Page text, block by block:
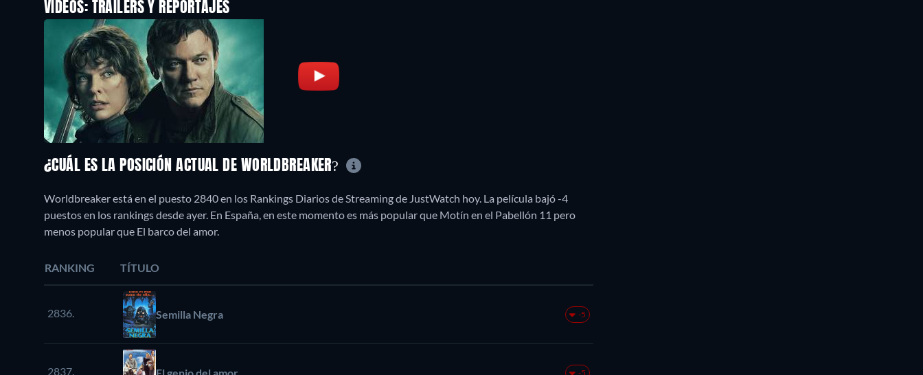
VÍDEOS: TRAILERS Y REPORTAJES
¿CUÁL ES LA POSICIÓN ACTUAL DE WORLDBREAKER?
Worldbreaker está en el puesto 2840 en los Rankings Diarios de Streaming de JustWatch hoy. La película bajó -4
puestos en los rankings desde ayer. En España, en este momento es más popular que Motín en el Pabellón 11 pero
menos popular que El barco del amor.
RANKING TÍTULO
2836. Semilla Negra -5
2837. El genio del amor -5